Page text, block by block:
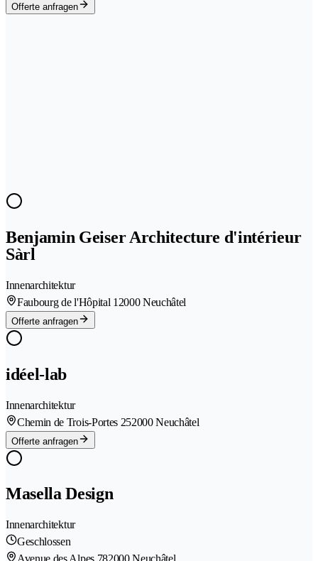
Offerte anfragen
Benjamin Geiser Architecture d'intérieur
Sàrl
Innenarchitektur
Faubourg de l'Hôpital 1 2000 Neuchâtel
Offerte anfragen
idéel-lab
Innenarchitektur
Chemin de Trois-Portes 252000 Neuchâtel
Offerte anfragen
Masella Design
Innenarchitektur
Geschlossen